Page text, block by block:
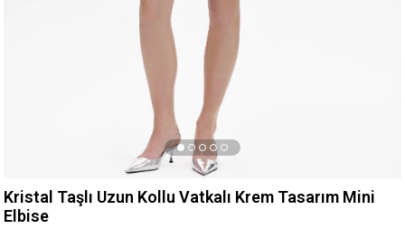
Kristal Taşlı Uzun Kollu Vatkalı Krem Tasarım Mini
Elbise